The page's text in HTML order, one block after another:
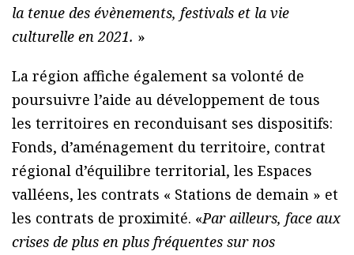
la tenue des évènements, festivals et la vie
culturelle en 2021. »
La région affiche également sa volonté de
poursuivre l’aide au développement de tous
les territoires en reconduisant ses dispositifs:
Fonds, d’aménagement du territoire, contrat
régional d’équilibre territorial, les Espaces
valléens, les contrats « Stations de demain » et
les contrats de proximité. «Par ailleurs, face aux
crises de plus en plus fréquentes sur nos